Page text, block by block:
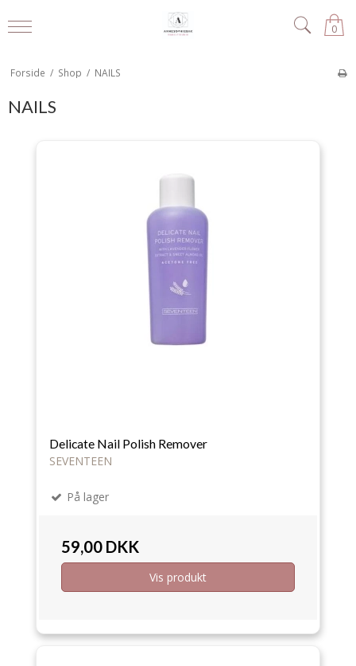
0
Forside / Shop / NAILS
NAILS
Delicate Nail Polish Remover
SEVENTEEN
På lager
59,00 DKK
Vis produkt